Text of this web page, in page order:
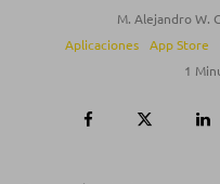
M. Alejandro W.
Aplicaciones
App Store
1